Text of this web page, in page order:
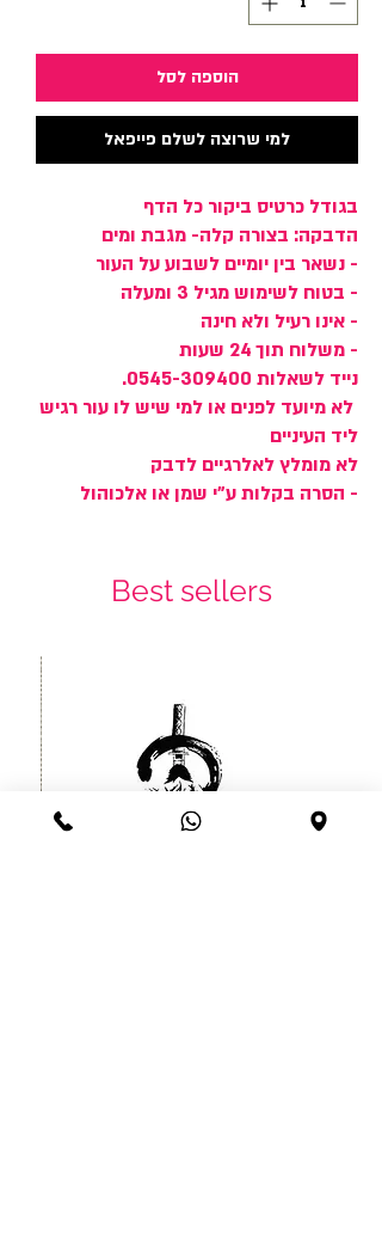
הוספה לסל
למי שרוצה לשלם פייפאל
בגודל כרטיס ביקור כל הדף
הדבקה: בצורה קלה- מגבת ומים
- נשאר בין יומיים לשבוע על העור
- בטוח לשימוש מגיל 3 ומעלה
- אינו רעיל ולא חינה
- משלוח תוך 24 שעות
נייד לשאלות 0545-309400.
לא מיועד לפנים או למי שיש לו עור רגיש
ליד העיניים
לא מומלץ לאלרגיים לדבק
- הסרה בקלות ע"י שמן או אלכוהול
Best sellers